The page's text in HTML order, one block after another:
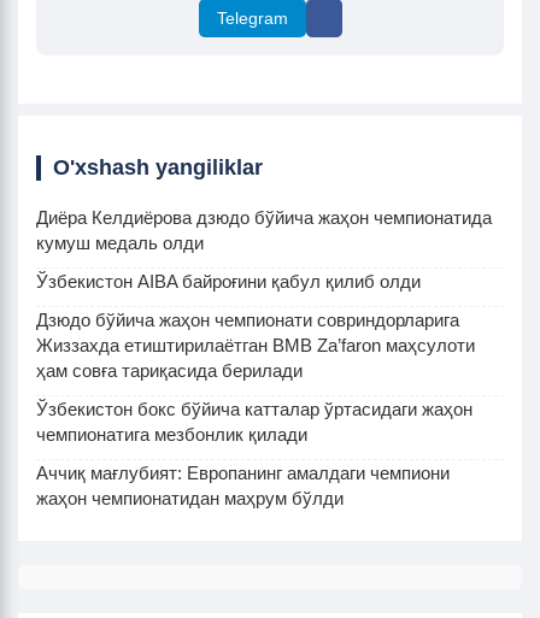
Telegram
O'xshash yangiliklar
Диёра Келдиёрова дзюдо бўйича жаҳон чемпионатида
кумуш медаль олди
Ўзбекистон AIBA байроғини қабул қилиб олди
Дзюдо бўйича жаҳон чемпионати совриндорларига
Жиззахда етиштирилаётган BMB Za’faron маҳсулоти
ҳам совға тариқасида берилади
Ўзбекистон бокс бўйича катталар ўртасидаги жаҳон
чемпионатига мезбонлик қилади
Аччиқ мағлубият: Европанинг амалдаги чемпиони
жаҳон чемпионатидан маҳрум бўлди